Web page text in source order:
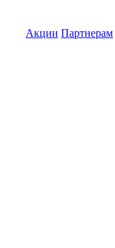
Акции Партнерам